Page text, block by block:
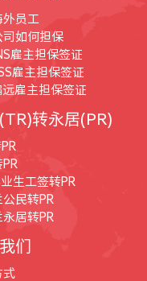
外员工
司如何担保
雇主担保签证
雇主担保签证
雇主担保签证
转永居(PR)
生工签转PR
民转PR
居转PR
们
式